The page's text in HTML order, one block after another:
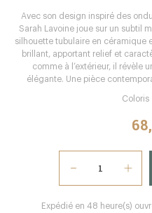
Avec son design inspiré des
Sarah Lavoine joue sur un subtil
silhouette tubulaire en céramique
brillant, apportant relief et
comme à l’extérieur, il révèle
élégante. Une pièce
Coloris
Expédié en 48 heure(s)